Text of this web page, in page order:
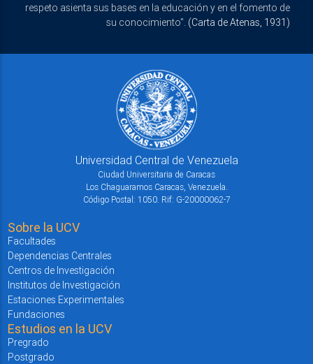
respeto asienta sus bases en la educación y en el fomento de
su conocimiento". (Carta de Atenas, 1931)
Universidad Central de Venezuela
Ciudad Universitaria de Caracas
Los Chaguaramos Caracas, Venezuela.
Código Postal: 1050. Rif: G-20000062-7
Sobre la UCV
Facultades
Dependencias Centrales
Centros de Investigación
Institutos de Investigación
Estaciones Experimentales
Fundaciones
Estudios en la UCV
Pregrado
Postgrado